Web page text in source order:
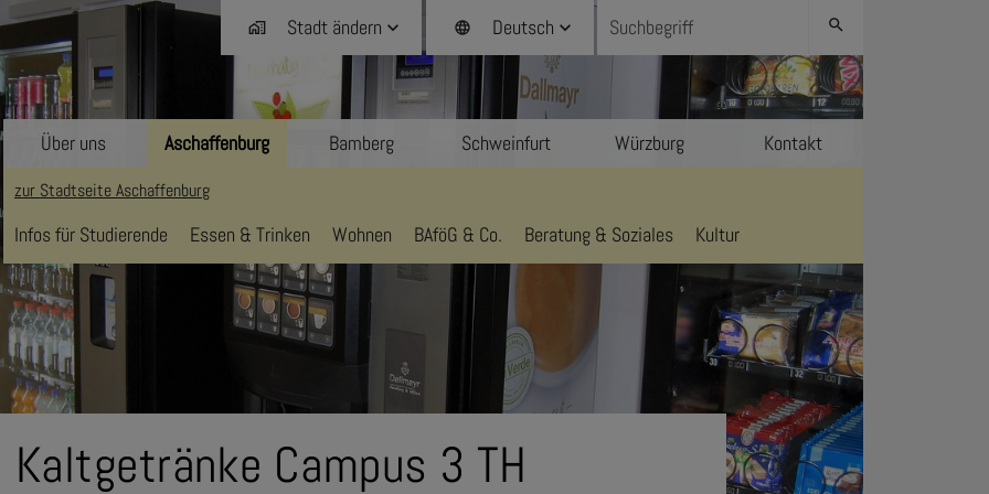
home_work Stadt ändern language Deutsch search
Über uns Aschaffenburg
zur Stadtseite Aschaffenburg
Infos für Studierende Essen & Trinken Wohnen BAföG & Co. Beratung & Soziales Kultur
Bamberg Schweinfurt Würzburg Kontakt
Kaltgetränke Campus 3 TH